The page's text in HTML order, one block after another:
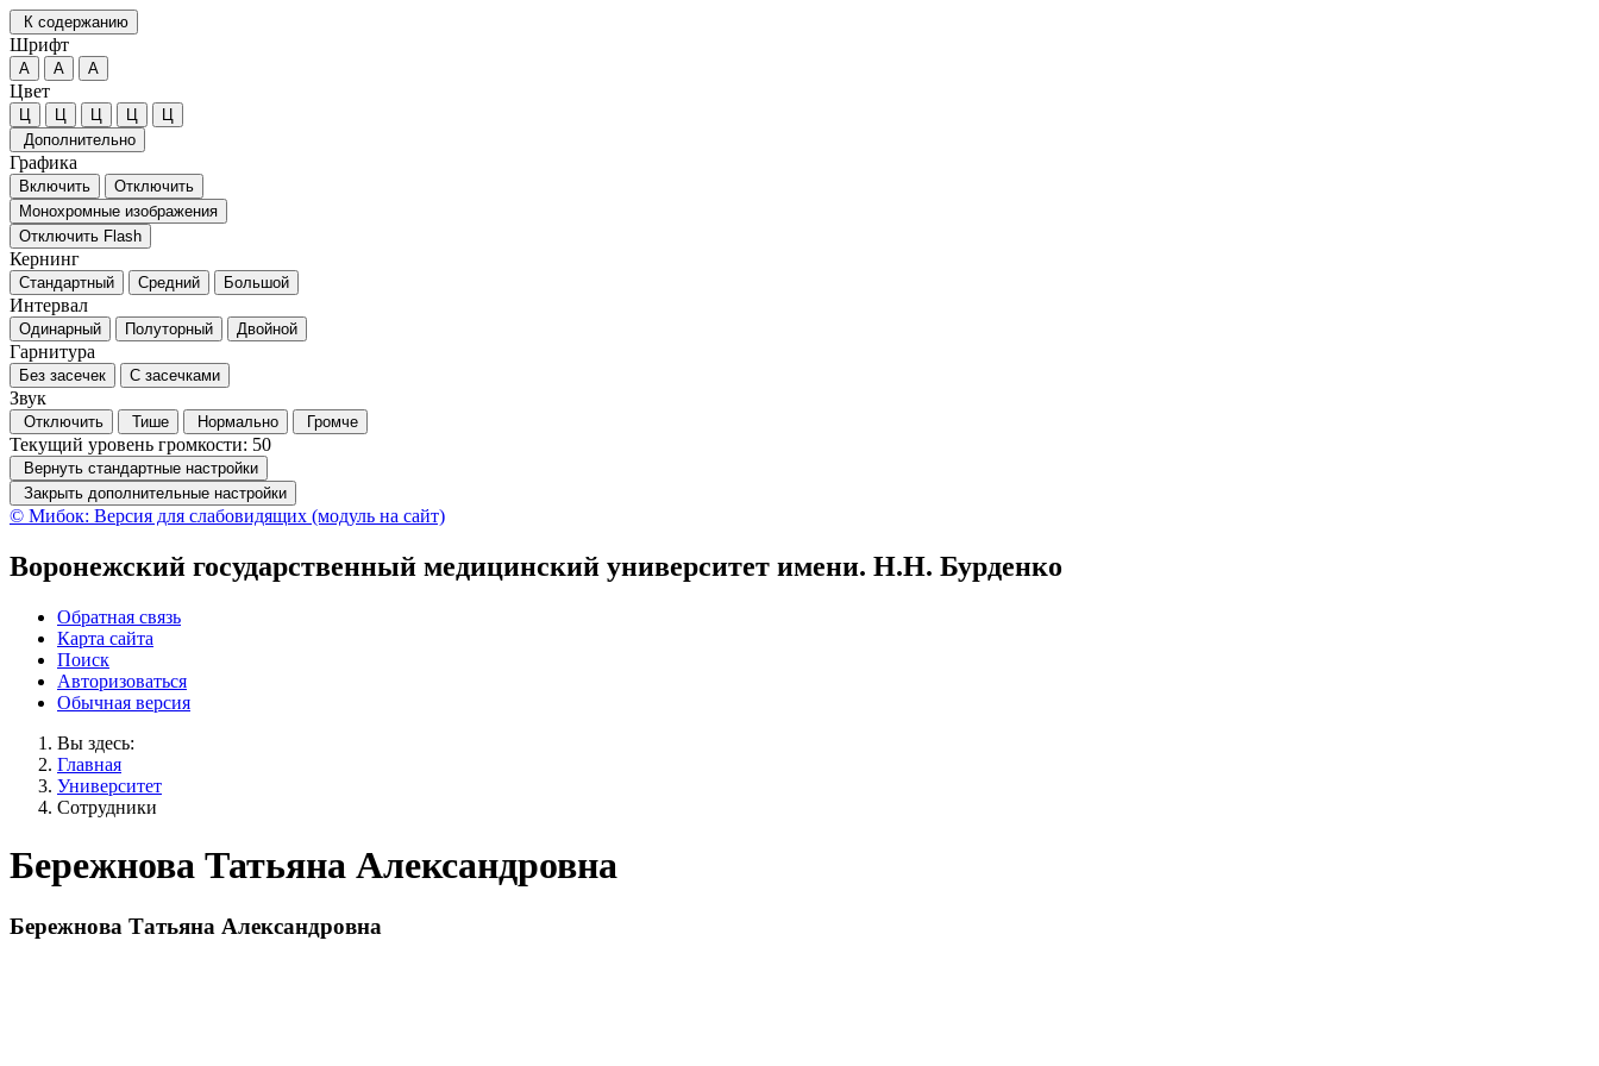
К содержанию
Шрифт
А А А
Цвет
Ц Ц Ц Ц
Ц
Дополнительно
Графика
Включить
Отключить
Монохромные изображения
Отключить Flash
Кернинг
Стандартный Средний Большой
Интервал
Одинарный Полуторный Двойной
Гарнитура
Без засечек С засечками
Звук
Отключить Тише Нормально Громче
Текущий уровень громкости: 50
Вернуть стандартные настройки
Закрыть дополнительные настройки
© Мибок: Версия для слабовидящих (модуль на сайт)
Воронежский государственный медицинский университет имени. Н.Н. Бурденко
Обратная связь
Карта сайта
Поиск
Авторизоваться
Обычная версия
Вы здесь:
Главная
Университет
Сотрудники
Бережнова Татьяна Александровна
Бережнова Татьяна Александровна